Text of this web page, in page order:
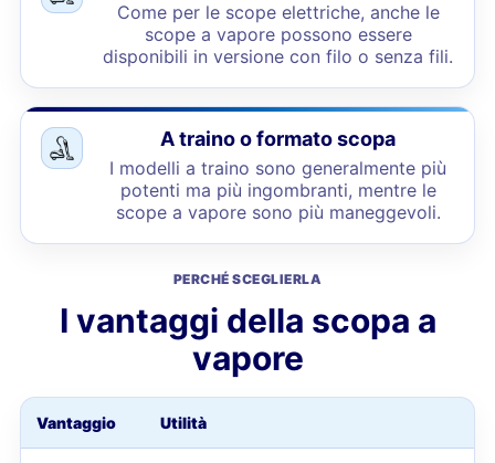
Come per le scope elettriche, anche le
scope a vapore possono essere
disponibili in versione con filo o senza fili.
A traino o formato scopa
I modelli a traino sono generalmente più
potenti ma più ingombranti, mentre le
scope a vapore sono più maneggevoli.
PERCHÉ SCEGLIERLA
I vantaggi della scopa a
vapore
Vantaggio Utilità